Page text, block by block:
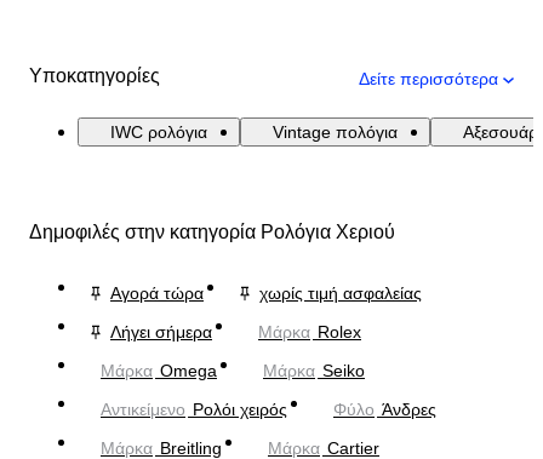
Υποκατηγορίες Δείτε περισσότερα
IWC ρολόγια Vintage πολόγια Αξεσουάρ
Δημοφιλές στην κατηγορία Ρολόγια Χεριού
Αγορά τώρα
χωρίς τιμή ασφαλείας
Λήγει σήμερα
Μάρκα Rolex
Μάρκα Omega Μάρκα Seiko
Αντικείμενο Ρολόι χειρός Φύλο Άνδρες
Μάρκα Breitling Μάρκα Cartier